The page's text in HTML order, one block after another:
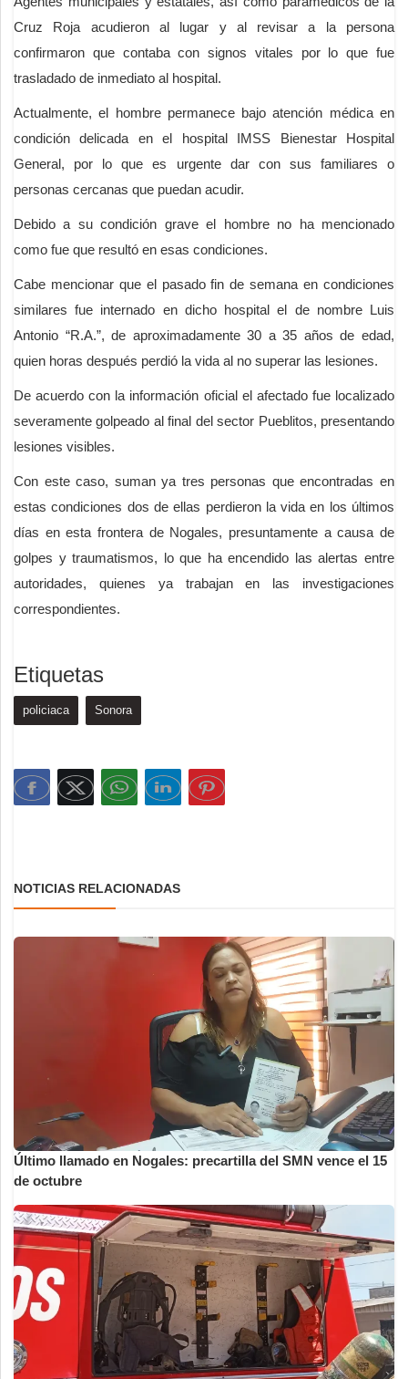
Cruz Roja acudieron al lugar y al revisar a la persona
confirmaron que contaba con signos vitales por lo que fue
trasladado de inmediato al hospital.
Actualmente, el hombre permanece bajo atención médica en
condición delicada en el hospital IMSS Bienestar Hospital
General, por lo que es urgente dar con sus familiares o
personas cercanas que puedan acudir.
Debido a su condición grave el hombre no ha mencionado
como fue que resultó en esas condiciones.
Cabe mencionar que el pasado fin de semana en condiciones
similares fue internado en dicho hospital el de nombre Luis
Antonio “R.A.”, de aproximadamente 30 a 35 años de edad,
quien horas después perdió la vida al no superar las lesiones.
De acuerdo con la información oficial el afectado fue localizado
severamente golpeado al final del sector Pueblitos, presentando
lesiones visibles.
Con este caso, suman ya tres personas que encontradas en
estas condiciones dos de ellas perdieron la vida en los últimos
días en esta frontera de Nogales, presuntamente a causa de
golpes y traumatismos, lo que ha encendido las alertas entre
autoridades, quienes ya trabajan en las investigaciones
correspondientes.
Etiquetas
policiaca Sonora
NOTICIAS RELACIONADAS
Último llamado en Nogales: precartilla del SMN vence el 15
de octubre